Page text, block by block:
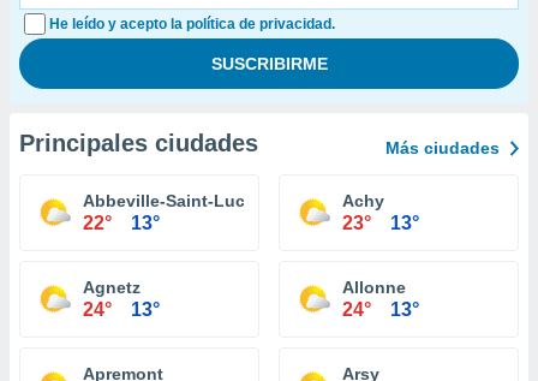
He leído y acepto la política de privacidad.
Principales ciudades Más ciudades
Abbeville-Saint-Lucien
22° 13°
Achy
23° 13°
Agnetz
24° 13°
Allonne
24° 13°
Apremont Arsy